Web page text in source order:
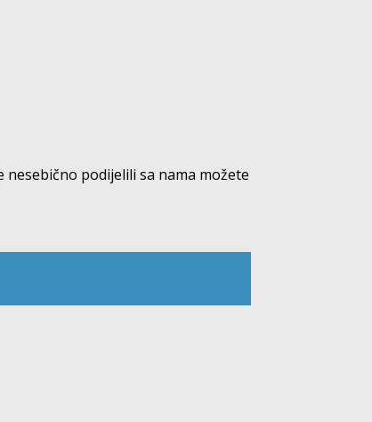
podijelili sa nama možete